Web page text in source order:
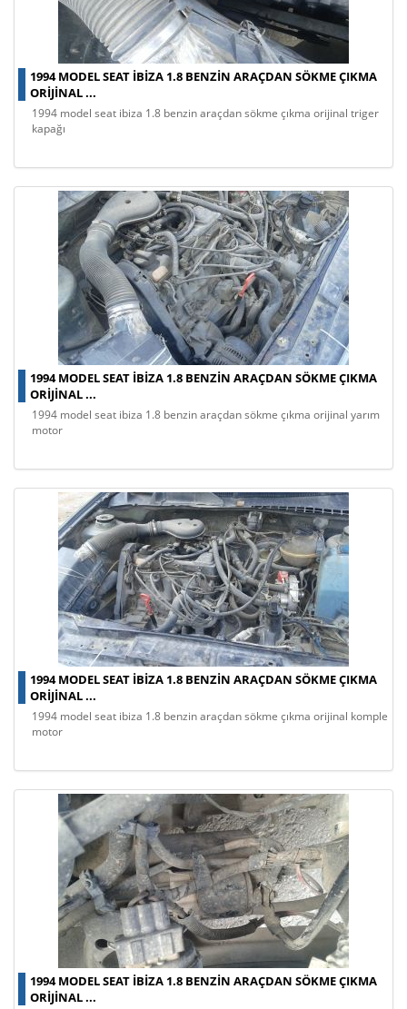
1994 MODEL SEAT IBIZA 1.8 BENZIN ARAÇDAN SÖKME ÇIKMA
ORIJINAL ...
1994 model seat ibiza 1.8 benzin araçdan sökme çıkma orijinal triger
kapağı
1994 MODEL SEAT IBIZA 1.8 BENZIN ARAÇDAN SÖKME ÇIKMA
ORIJINAL ...
1994 model seat ibiza 1.8 benzin araçdan sökme çıkma orijinal yarım
motor
1994 MODEL SEAT IBIZA 1.8 BENZIN ARAÇDAN SÖKME ÇIKMA
ORIJINAL ...
1994 model seat ibiza 1.8 benzin araçdan sökme çıkma orijinal komple
motor
1994 MODEL SEAT IBIZA 1.8 BENZIN ARAÇDAN SÖKME ÇIKMA
ORIJINAL ...